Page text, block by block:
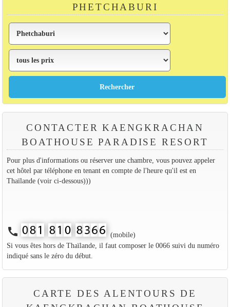
PHETCHABURI
CONTACTER KAENGKRACHAN
BOATHOUSE PARADISE RESORT
Pour plus d'informations ou réserver une chambre, vous pouvez appeler
cet hôtel par téléphone en tenant en compte de l'heure qu'il est en
Thaïlande (voir ci-dessous)))
call
(mobile)
Si vous êtes hors de Thaïlande, il faut composer le 0066 suivi du numéro
indiqué sans le zéro du début.
CARTE DES ALENTOURS DE